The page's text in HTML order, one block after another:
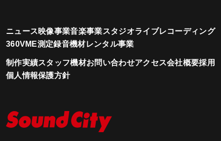
ニュース映像事業音楽事業スタジオライブレコーディング
360VME測定録音機材レンタル事業
制作実績スタッフ機材お問い合わせアクセス会社概要採用
個人情報保護方針